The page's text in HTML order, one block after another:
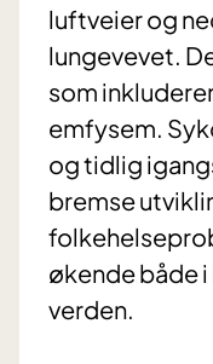
luftveier og
lungevevet.
som
emfysem.
og tidlig
bremse
økende både
verden.